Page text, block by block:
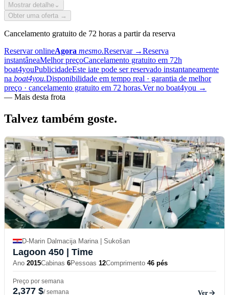
Mostrar detalhe ⌄
Obter uma oferta →
Cancelamento gratuito de 72 horas a partir da reserva
Reservar onlineAgora mesmo.Reservar →Reserva
instantâneaMelhor preçoCancelamento gratuito em 72h
boat4youPublicidadeEste iate pode ser reservado instantaneamente
na boat4you.Disponibilidade em tempo real · garantia de melhor
preço · cancelamento gratuito em 72 horas.Ver no boat4you →
— Mais desta frota
Talvez também goste.
D-Marin Dalmacija Marina | Sukošan
Lagoon 450 | Time
Ano 2015Cabinas 6Pessoas 12Comprimento 46 pés
Preço por semana
2,377 $/ semana Ver